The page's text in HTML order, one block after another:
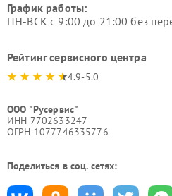
График работы:
ПН-ВСК с 9:00 до 21:00 без
Рейтинг сервисного центра
4.9-5.0
ООО "Русервис"
ИНН 7702633247
ОГРН 1077746335776
Поделиться в соц. сетях: